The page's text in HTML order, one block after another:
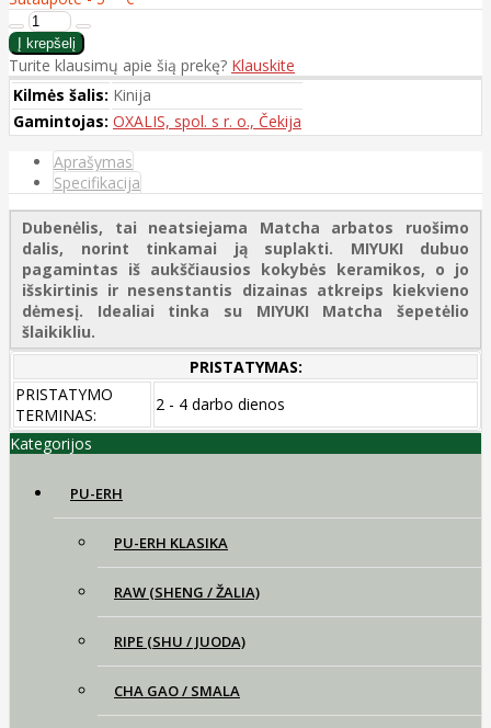
Turite klausimų apie šią prekę? Klauskite
Kilmės šalis: Kinija
Gamintojas: OXALIS, spol. s r. o., Čekija
Aprašymas
Specifikacija
Dubenėlis, tai neatsiejama Matcha arbatos ruošimo
dalis, norint tinkamai ją suplakti. MIYUKI dubuo
pagamintas iš aukščiausios kokybės keramikos, o jo
išskirtinis ir nesenstantis dizainas atkreips kiekvieno
dėmesį. Idealiai tinka su MIYUKI Matcha šepetėlio
šlaikikliu.
PRISTATYMAS:
PRISTATYMO
TERMINAS:
2 - 4 darbo dienos
Kategorijos
PU-ERH
PU-ERH KLASIKA
RAW (SHENG / ŽALIA)
RIPE (SHU / JUODA)
CHA GAO / SMALA